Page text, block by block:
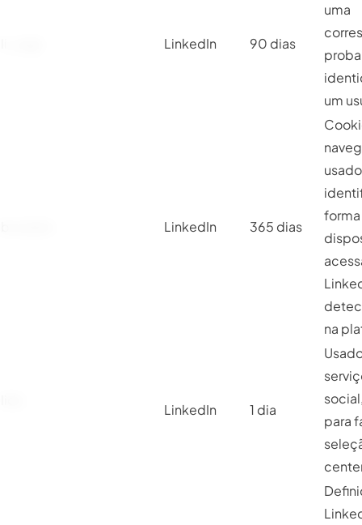
LinkedIn 90 dias
uma
um
LinkedIn 365 dias
na
LinkedIn 1 dia
para